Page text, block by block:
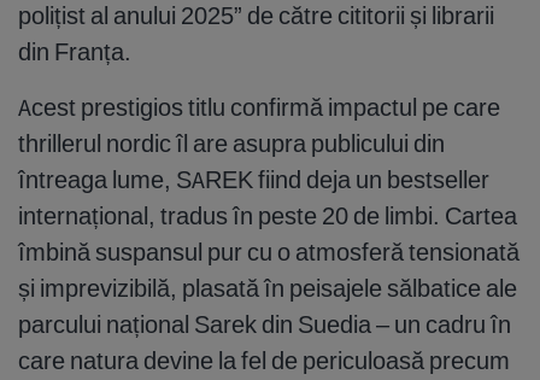
polițist al anului 2025” de către cititorii și librarii
din Franța.
Acest prestigios titlu confirmă impactul pe care
thrillerul nordic îl are asupra publicului din
întreaga lume, SAREK fiind deja un bestseller
internațional, tradus în peste 20 de limbi. Cartea
îmbină suspansul pur cu o atmosferă tensionată
și imprevizibilă, plasată în peisajele sălbatice ale
parcului național Sarek din Suedia – un cadru în
care natura devine la fel de periculoasă precum